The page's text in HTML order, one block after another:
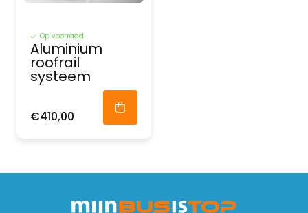
Op voorraad
Aluminium
roofrail
systeem
€410,00